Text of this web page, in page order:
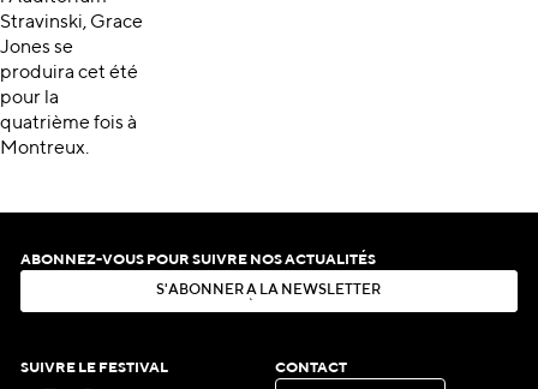
Stravinski, Grace
Jones se
produira cet été
pour la
quatrième fois à
Montreux.
ABONNEZ-VOUS POUR SUIVRE NOS ACTUALITÉS
S'ABON N ER À LA N EWSLE ER
SUIVRE LE FESTIVAL CONTACT